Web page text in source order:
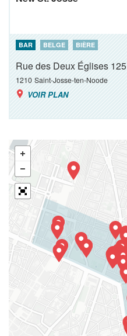
BAR BELGE BIÈRE
Rue des Deux Églises 125
1210 Saint-Josse-ten-Noode
VOIR PLAN